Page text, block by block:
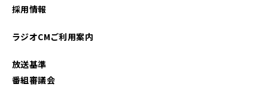
採用情報
ラジオCMご利用案内
放送基準
番組審議会